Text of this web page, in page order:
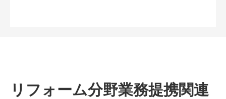
リフォーム分野業務提携関連